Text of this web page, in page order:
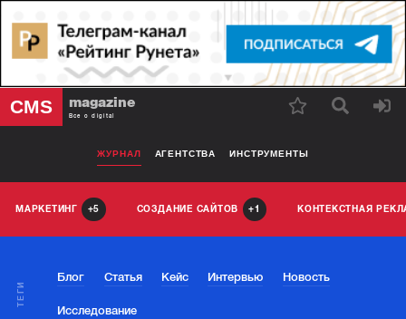
CMS magazine
Все о digital
ЖУРНАЛ АГЕНТСТВА ИНСТРУМЕНТЫ
МАРКЕТИНГ 5 СОЗДАНИЕ САЙТОВ 1 КОНТЕКСТНАЯ
ТЕГИ
Блог Статья Кейс Интервью Новость
Исследование